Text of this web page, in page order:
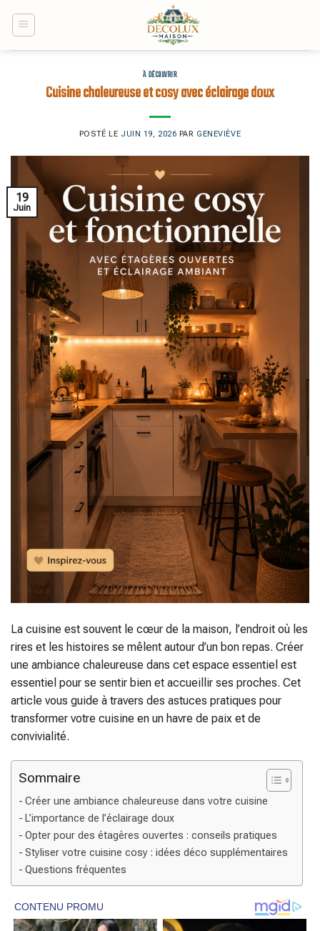
À DÉCOUVRIR
Cuisine chaleureuse et cosy avec éclairage doux
POSTÉ LE JUIN 19, 2026 PAR GENEVIÈVE
19
Juin
La cuisine est souvent le cœur de la maison, l’endroit où les
rires et les histoires se mêlent autour d’un bon repas. Créer
une ambiance chaleureuse dans cet espace essentiel est
essentiel pour se sentir bien et accueillir ses proches. Cet
article vous guide à travers des astuces pratiques pour
transformer votre cuisine en un havre de paix et de
convivialité.
Sommaire
Créer une ambiance chaleureuse dans votre cuisine
L’importance de l’éclairage doux
Opter pour des étagères ouvertes : conseils pratiques
Styliser votre cuisine cosy : idées déco supplémentaires
Questions fréquentes